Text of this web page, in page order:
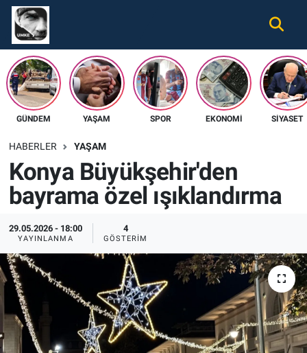
GÜNDEM YAŞAM SPOR EKONOMI SIYASET
HABERLER YAŞAM
Konya Büyükşehir'den
bayrama özel ışıklandırma
29.05.2026 - 18:00
YAYINLANMA
4
GÖSTERIM
Gündem
Ekonomi
Spor
Tüm Haberler
İletişim
Künye
Nöbetçi Eczaneler
Hava Durumu
Namaz Vakitleri
Süper Lig Puan Durumu ve Fikstür
Tüm Manşetler
Son Dakika Haberleri
Haber Arşivi